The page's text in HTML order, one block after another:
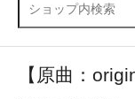
【原曲：